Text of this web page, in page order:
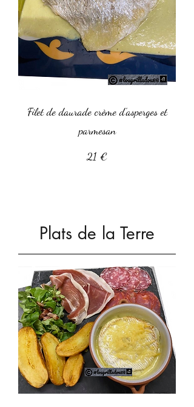
Filet de daurade crème d'asperges et
parmesan
21 €
Plats de la Terre